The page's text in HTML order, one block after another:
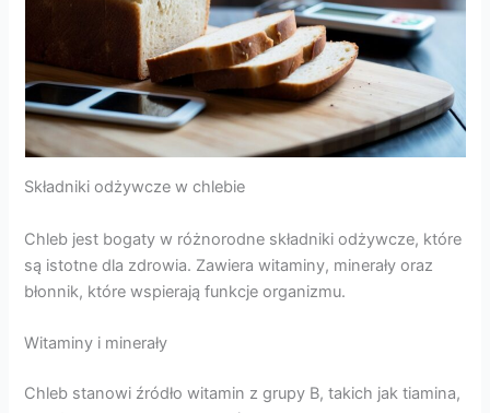
Składniki odżywcze w chlebie
Chleb jest bogaty w różnorodne składniki odżywcze, które
są istotne dla zdrowia. Zawiera witaminy, minerały oraz
błonnik, które wspierają funkcje organizmu.
Witaminy i minerały
Chleb stanowi źródło witamin z grupy B, takich jak tiamina,